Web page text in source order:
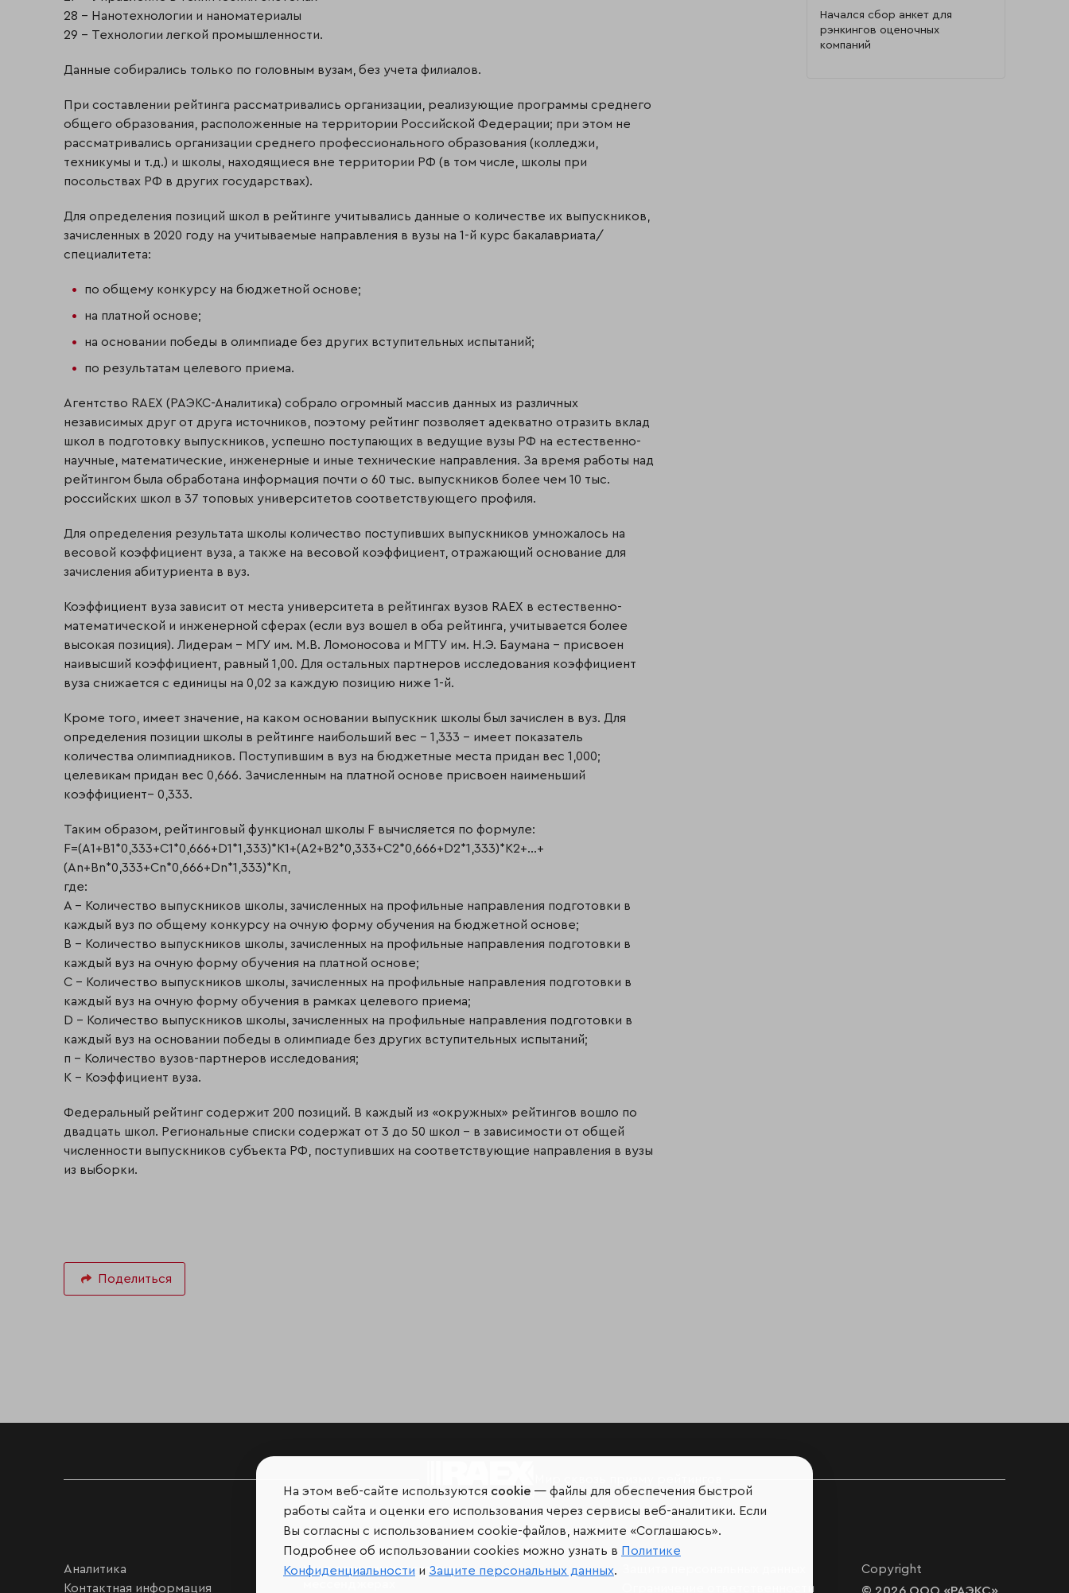
28 – Нанотехнологии и наноматериалы
29 – Технологии легкой промышленности.
Данные собирались только по головным вузам, без учета филиалов.
При составлении рейтинга рассматривались организации, реализующие программы среднего
общего образования, расположенные на территории Российской Федерации; при этом не
рассматривались организации среднего профессионального образования (колледжи,
техникумы и т.д.) и школы, находящиеся вне территории РФ (в том числе, школы при
посольствах РФ в других государствах).
Для определения позиций школ в рейтинге учитывались данные о количестве их выпускников,
зачисленных в 2020 году на учитываемые направления в вузы на 1-й курс бакалавриата/
специалитета:
по общему конкурсу на бюджетной основе;
на платной основе;
на основании победы в олимпиаде без других вступительных испытаний;
по результатам целевого приема.
Агентство RAEX (РАЭКС-Аналитика) собрало огромный массив данных из различных
независимых друг от друга источников, поэтому рейтинг позволяет адекватно отразить вклад
школ в подготовку выпускников, успешно поступающих в ведущие вузы РФ на естественно-
научные, математические, инженерные и иные технические направления. За время работы над
рейтингом была обработана информация почти о 60 тыс. выпускников более чем 10 тыс.
российских школ в 37 топовых университетов соответствующего профиля.
Для определения результата школы количество поступивших выпускников умножалось на
весовой коэффициент вуза, а также на весовой коэффициент, отражающий основание для
зачисления абитуриента в вуз.
Коэффициент вуза зависит от места университета в рейтингах вузов RAEX в естественно-
математической и инженерной сферах (если вуз вошел в оба рейтинга, учитывается более
высокая позиция). Лидерам – МГУ им. М.В. Ломоносова и МГТУ им. Н.Э. Баумана – присвоен
наивысший коэффициент, равный 1,00. Для остальных партнеров исследования коэффициент
вуза снижается с единицы на 0,02 за каждую позицию ниже 1-й.
Кроме того, имеет значение, на каком основании выпускник школы был зачислен в вуз. Для
определения позиции школы в рейтинге наибольший вес – 1,333 – имеет показатель
количества олимпиадников. Поступившим в вуз на бюджетные места придан вес 1,000;
целевикам придан вес 0,666. Зачисленным на платной основе присвоен наименьший
коэффициент– 0,333.
Таким образом, рейтинговый функционал школы F вычисляется по формуле:
F=(A1+B1*0,333+С1*0,666+D1*1,333)*K1+(A2+B2*0,333+С2*0,666+D2*1,333)*K2+…+
(An+Bn*0,333+Сn*0,666+Dn*1,333)*Kп,
где:
A – Количество выпускников школы, зачисленных на профильные направления подготовки в
каждый вуз по общему конкурсу на очную форму обучения на бюджетной основе;
B – Количество выпускников школы, зачисленных на профильные направления подготовки в
каждый вуз на очную форму обучения на платной основе;
C – Количество выпускников школы, зачисленных на профильные направления подготовки в
каждый вуз на очную форму обучения в рамках целевого приема;
D – Количество выпускников школы, зачисленных на профильные направления подготовки в
каждый вуз на основании победы в олимпиаде без других вступительных испытаний;
п – Количество вузов-партнеров исследования;
K – Коэффициент вуза.
Федеральный рейтинг содержит 200 позиций. В каждый из «окружных» рейтингов вошло по
двадцать школ. Региональные списки содержат от 3 до 50 школ – в зависимости от общей
численности выпускников субъекта РФ, поступивших на соответствующие направления в вузы
из выборки.
Начался сбор анкет для
рэнкингов оценочных
компаний
Поделиться
Аналитика
Контактная информация
Мы в социальных сетях и
Ограничение ответственности
Copyright
На этом веб-сайте используются cookie — файлы для обеспечения быстрой
работы сайта и оценки его использования через сервисы веб-аналитики. Если
Вы согласны с использованием cookie-файлов, нажмите «Соглашаюсь».
Подробнее об использовании cookies можно узнать в Политике
Конфиденциальности и Защите персональных данных.